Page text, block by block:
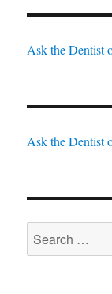
Ask the Dentist
Ask the Dentist
Search
for: